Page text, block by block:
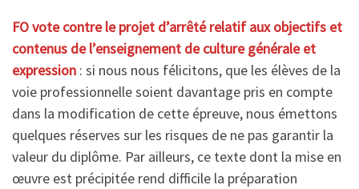
FO vote contre le projet d’arrêté relatif aux objectifs et
contenus de l’enseignement de culture générale et
expression : si nous nous félicitons, que les élèves de la
voie professionnelle soient davantage pris en compte
dans la modification de cette épreuve, nous émettons
quelques réserves sur les risques de ne pas garantir la
valeur du diplôme. Par ailleurs, ce texte dont la mise en
œuvre est précipitée rend difficile la préparation